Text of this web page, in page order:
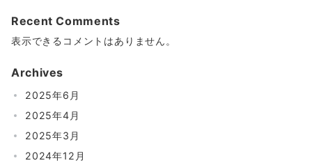
Recent Comments
表示できるコメントはありません。
Archives
2025年6月
2025年4月
2025年3月
2024年12月